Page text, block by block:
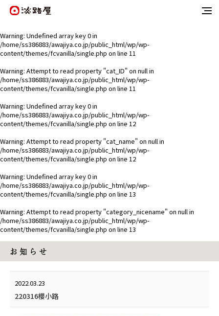
Warning: Undefined array key 0 in
/home/ss386883/awajiya.co.jp/public_html/wp/wp-
content/themes/fcvanilla/single.php on line 11
Warning: Attempt to read property "cat_ID" on null in
/home/ss386883/awajiya.co.jp/public_html/wp/wp-
content/themes/fcvanilla/single.php on line 11
Warning: Undefined array key 0 in
/home/ss386883/awajiya.co.jp/public_html/wp/wp-
content/themes/fcvanilla/single.php on line 12
Warning: Attempt to read property "cat_name" on null in
/home/ss386883/awajiya.co.jp/public_html/wp/wp-
content/themes/fcvanilla/single.php on line 12
Warning: Undefined array key 0 in
/home/ss386883/awajiya.co.jp/public_html/wp/wp-
content/themes/fcvanilla/single.php on line 13
Warning: Attempt to read property "category_nicename" on null in
/home/ss386883/awajiya.co.jp/public_html/wp/wp-
content/themes/fcvanilla/single.php on line 13
お 知 ら せ
2022.03.23
220316櫻小路